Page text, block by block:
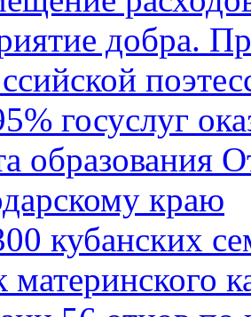
добра.
госуслуг
образования
краю
кубанских
материнского